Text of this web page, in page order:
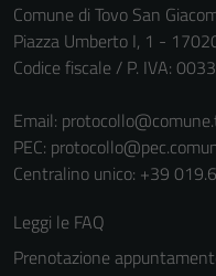
Comune di Tovo San
Piazza Umberto I, 1 -
Codice fiscale / P. IVA:
Email:
PEC:
Centralino unico: +39
Leggi le FAQ
Prenotazione